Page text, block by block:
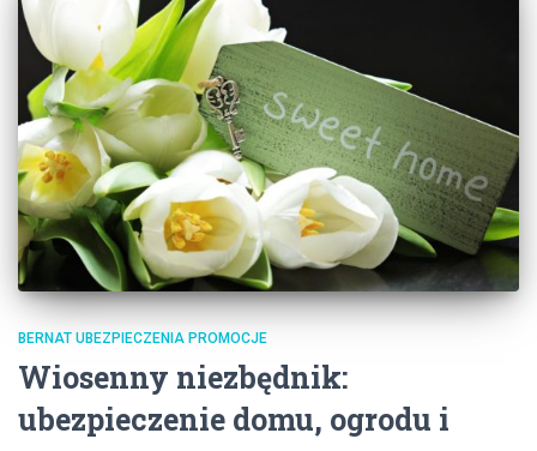
BERNAT UBEZPIECZENIA PROMOCJE
Wiosenny niezbędnik:
ubezpieczenie domu, ogrodu i